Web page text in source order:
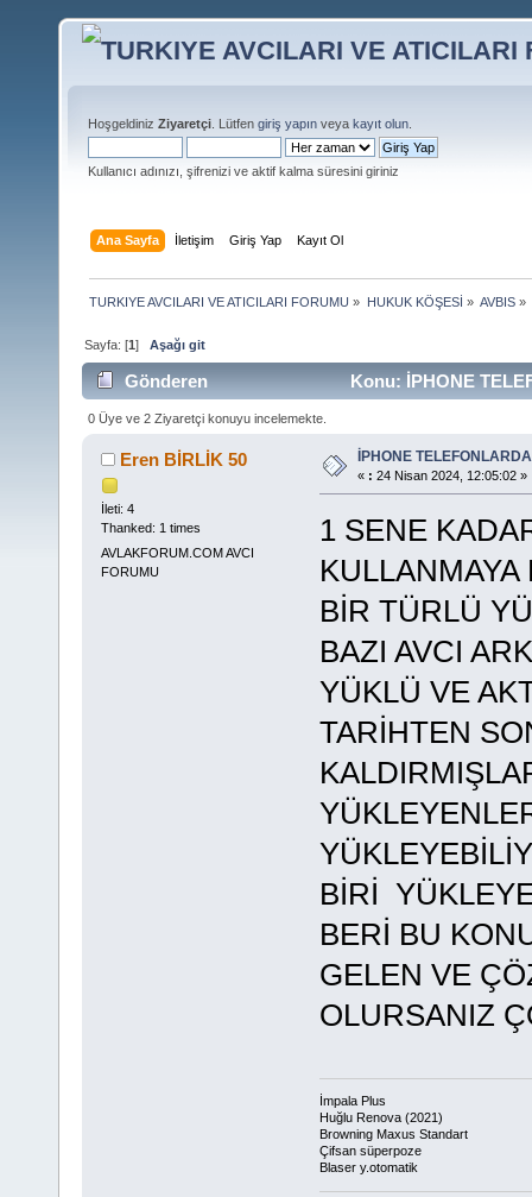
Hoşgeldiniz Ziyaretçi . Lütfen giriş yapın veya kayıt olun
Kullanıcı adınızı, şifrenizi ve aktif kalma süresini giriniz
Ana Sayfa İletişim Giriş Yap Kayıt Ol
TURKIYE AVCILARI VE ATICILARI FORUMU » HUKUK KÖŞESİ » AVBIS»
Sayfa: [1]Aşağı git
Gönderen Konu: İPHONE
0 Üye ve 2 Ziyaretçi konuyu incelemekte.
Eren BİRLİK 50
İleti: 4
Thanked: 1 times
AVLAKFORUM.COM AVCI
FORUMU
İPHONE
« : 24 Nisan 2024, 12:05:02 »
1 SENE
BİR TÜRLÜ
BAZI AVCI
YÜKLÜ VE
TARİHTEN
BİRİ
BERİ BU
GELEN VE
OLURSANIZ
İmpala Plus
Huğlu Renova (2021)
Browning Maxus Standart
Çifsan süperpoze
Blaser y.otomatik